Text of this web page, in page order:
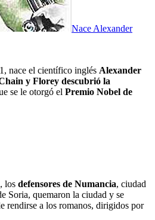
Nace Alexander
nace el científico inglés Alexander
y Florey descubrió la
se le otorgó el Premio Nobel de
los defensores de Numancia, ciudad
Soria, quemaron la ciudad y se
rendirse a los romanos, dirigidos por